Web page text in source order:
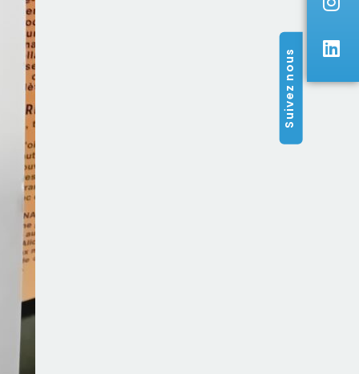
Suivez nous